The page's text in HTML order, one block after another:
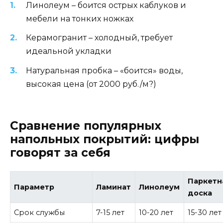
Линолеум – боится острых каблуков и
мебели на тонких ножках
Керамогранит – холодный, требует
идеальной укладки
Натуральная пробка – «боится» воды,
высокая цена (от 2000 руб./м?)
Сравнение популярных
напольных покрытий: цифры
говорят за себя
Параметр Ламинат Линолеум
доска
Срок службы 7-15 лет 10-20 лет 15-30 лет